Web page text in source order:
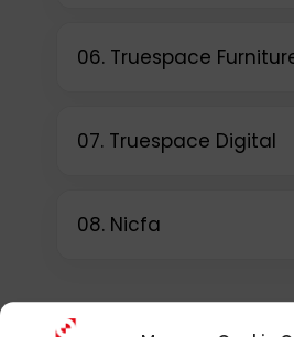
06. Truespace
07. Truespace Digital
08. Nicfa